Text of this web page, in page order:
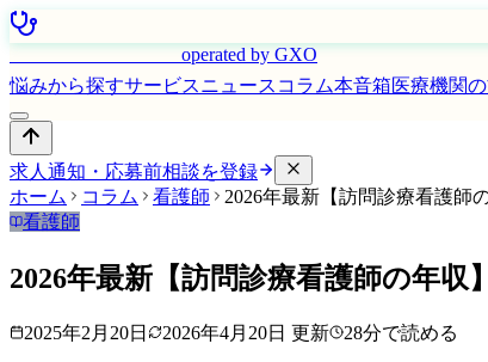
operated by GXO
悩みから探すサービスニュース コラム本音箱医療機関
求人通知・応募前相談を登録
ホーム
コラム 看護師
2026年最新【訪問診療看護師
看護師
2026年最新【訪問診療看護師の年
2025年2月20日 2026年4月20日 更新 28分で読める